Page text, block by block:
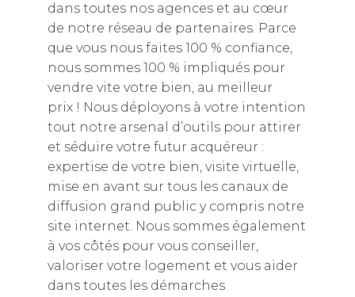
dans toutes nos agences et au cœur
de notre réseau de partenaires. Parce
que vous nous faites 100 % confiance,
nous sommes 100 % impliqués pour
vendre vite votre bien, au meilleur
prix ! Nous déployons à votre intention
tout notre arsenal d’outils pour attirer
et séduire votre futur acquéreur :
expertise de votre bien, visite virtuelle,
mise en avant sur tous les canaux de
diffusion grand public y compris notre
site internet. Nous sommes également
à vos côtés pour vous conseiller,
valoriser votre logement et vous aider
dans toutes les démarches